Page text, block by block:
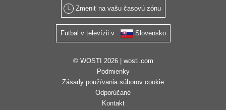
Zmeniť na vašu časovú zónu
Futbal v televízii v Slovensko
© WOSTI 2026 | wosti.com
Podmienky
Zásady používania súborov cookie
Odporúčané
Kontakt